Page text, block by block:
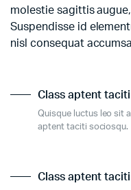
molestie sagittis
Suspendisse id
nisl consequat
Class aptent
Quisque luctus leo sit
aptent taciti sociosqu.
Class aptent